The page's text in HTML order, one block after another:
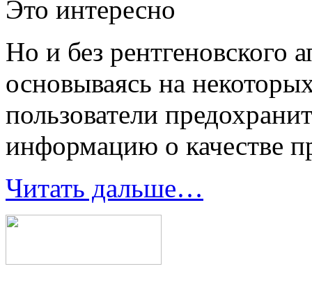
Это интересно
Но и без рентгеновского
основываясь на
пользователи
информацию о качестве
Читать дальше…